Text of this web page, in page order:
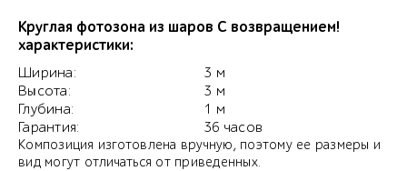
Круглая фотозона из шаров С возвращением!
характеристики:
Ширина:
Высота:
Глубина:
Гарантия:
3 м
3 м
1 м
36 часов
Композиция изготовлена вручную, поэтому ее размеры и
вид могут отличаться от приведенных.